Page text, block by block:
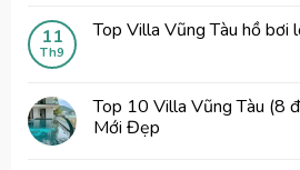
11
Th9
Top Villa Vũng Tàu hồ bơi
Top 10 Villa Vũng Tàu (8
Mới Đẹp